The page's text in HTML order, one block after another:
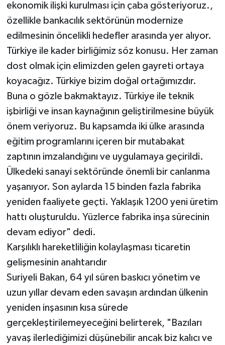
ekonomik ilişki kurulması için çaba gösteriyoruz.,
özellikle bankacılık sektörünün modernize
edilmesinin öncelikli hedefler arasında yer alıyor.
Türkiye ile kader birliğimiz söz konusu. Her zaman
dost olmak için elimizden gelen gayreti ortaya
koyacağız. Türkiye bizim doğal ortağımızdır.
Buna o gözle bakmaktayız. Türkiye ile teknik
işbirliği ve insan kaynağının geliştirilmesine büyük
önem veriyoruz. Bu kapsamda iki ülke arasında
eğitim programlarını içeren bir mutabakat
zaptının imzalandığını ve uygulamaya geçirildi.
Ülkedeki sanayi sektöründe önemli bir canlanma
yaşanıyor. Son aylarda 15 binden fazla fabrika
yeniden faaliyete geçti. Yaklaşık 1200 yeni üretim
hattı oluşturuldu. Yüzlerce fabrika inşa sürecinin
devam ediyor" dedi.
Karşılıklı hareketliliğin kolaylaşması ticaretin
gelişmesinin anahtarıdır
Suriyeli Bakan, 64 yıl süren baskıcı yönetim ve
uzun yıllar devam eden savaşın ardından ülkenin
yeniden inşasının kısa sürede
gerçekleştirilemeyeceğini belirterek, "Bazıları
yavaş ilerlediğimizi düşünebilir ancak biz kalıcı ve